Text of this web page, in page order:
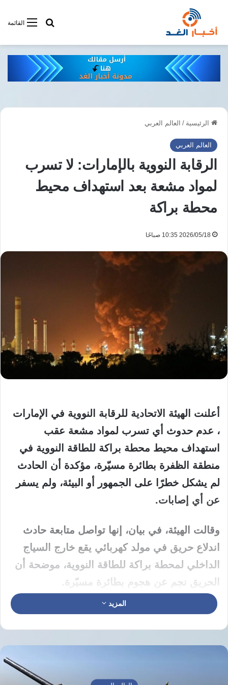
القائمةأبحت فى
الرئيسية / العالم العربي
العالم العربي
الرقابة النووية بالإمارات: لا تسرب
لمواد مشعة بعد استهداف محيط
محطة براكة
2026/05/18 10:35 صباحًا
أعلنت الهيئة الاتحادية للرقابة النووية في الإمارات
، عدم حدوث أي تسرب لمواد مشعة عقب
استهداف محيط محطة براكة للطاقة النووية في
منطقة الظفرة بطائرة مسيّرة، مؤكدة أن الحادث
لم يشكل خطرًا على الجمهور أو البيئة، ولم يسفر
عن أي إصابات.
وقالت الهيئة، في بيان، إنها تواصل متابعة حادث
اندلاع حريق في مولد كهربائي يقع خارج السياج
الداخلي لمحطة براكة للطاقة النووية، موضحة أن
الحريق نجم عن هجوم بطائرة مسيّرة.
لا تأثير على أنظمة السلامة
مشيرة إلى أن مستويات السلامة
المزيد